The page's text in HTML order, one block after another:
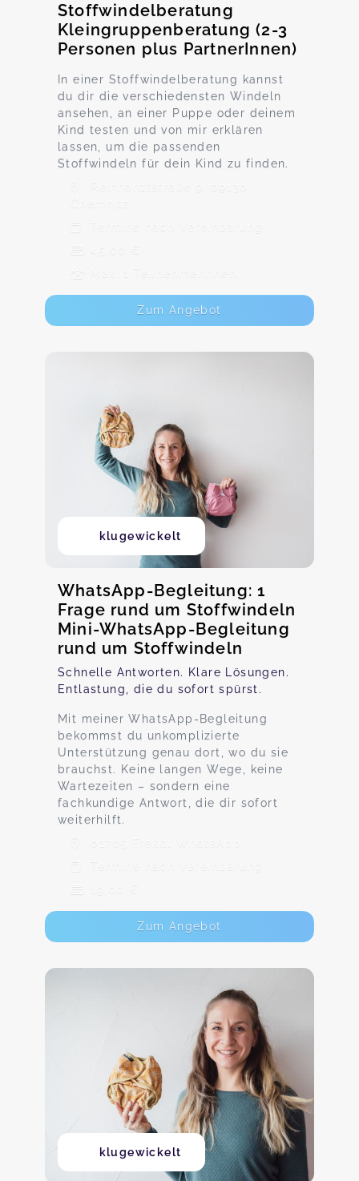
Stoffwindelberatung
Kleingruppenberatung (2-3
Personen plus PartnerInnen)
In einer Stoffwindelberatung kannst
du dir die verschiedensten Windeln
ansehen, an einer Puppe oder deinem
Kind testen und von mir erklären
lassen, um die passenden
Stoffwindeln für dein Kind zu finden.
Reinhardtstraße 9, 09130
Chemnitz
Termine nach Vereinbarung
45,00 €
Max. 1 TeilnehmerInnen
Zum Angebot
klugewickelt
WhatsApp-Begleitung: 1
Frage rund um Stoffwindeln
Mini-WhatsApp-Begleitung
rund um Stoffwindeln
Schnelle Antworten. Klare Lösungen.
Entlastung, die du sofort spürst.
Mit meiner WhatsApp-Begleitung
bekommst du unkomplizierte
Unterstützung genau dort, wo du sie
brauchst. Keine langen Wege, keine
Wartezeiten – sondern eine
fachkundige Antwort, die dir sofort
weiterhilft.
01705 Freital WhatsApp
Termine nach Vereinbarung
19,00 €
Zum Angebot
klugewickelt